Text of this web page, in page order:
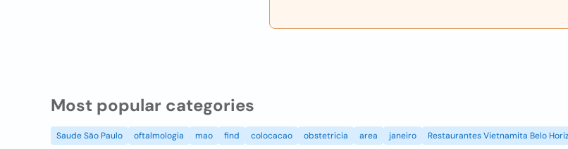
Most popular categories
Saude São Paulo oftalmologia mao find colocacao obstetricia area janeiro Restaurantes Vietnamita Belo